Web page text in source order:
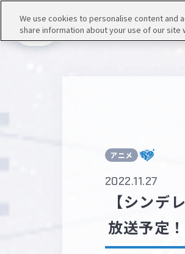
アニメ
2022.11.27
【シンデ
放送予定
We use cookies to personalise content and
share information about your use of our